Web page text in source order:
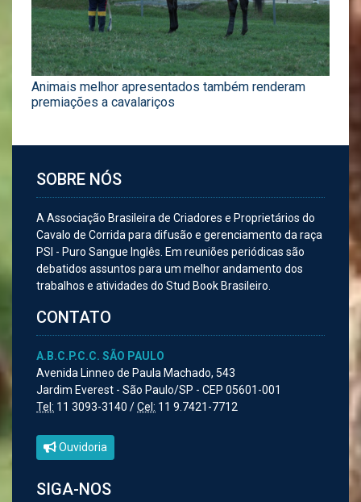
Animais melhor apresentados também renderam
premiações a cavalariços
SOBRE NÓS
A Associação Brasileira de Criadores e Proprietários do
Cavalo de Corrida para difusão e gerenciamento da raça
PSI - Puro Sangue Inglês. Em reuniões periódicas são
debatidos assuntos para um melhor andamento dos
trabalhos e atividades do Stud Book Brasileiro.
CONTATO
A.B.C.P.C.C. SÃO PAULO
Avenida Linneo de Paula Machado, 543
Jardim Everest - São Paulo/SP - CEP 05601-001
Tel: 11 3093-3140 /Cel: 11 9.7421-7712
Ouvidoria
SIGA-NOS